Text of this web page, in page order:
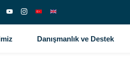
Danışmanlık ve Destek